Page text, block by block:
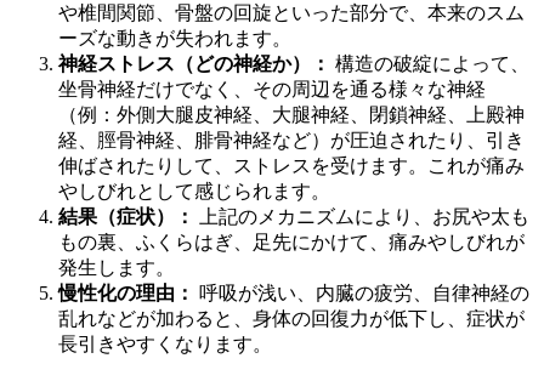
や椎間関節、骨盤の回旋といった部分で、本来のスム
ーズな動きが失われます。
神経ストレス（どの神経か）： 構造の破綻によって、
坐骨神経だけでなく、その周辺を通る様々な神経
（例：外側大腿皮神経、大腿神経、閉鎖神経、上殿神
経、脛骨神経、腓骨神経など）が圧迫されたり、引き
伸ばされたりして、ストレスを受けます。これが痛み
やしびれとして感じられます。
結果（症状）：
上記のメカニズムにより、お尻や太も
もの裏、ふくらはぎ、足先にかけて、痛みやしびれが
発生します。
慢性化の理由：
呼吸が浅い、内臓の疲労、自律神経の
乱れなどが加わると、身体の回復力が低下し、症状が
長引きやすくなります。